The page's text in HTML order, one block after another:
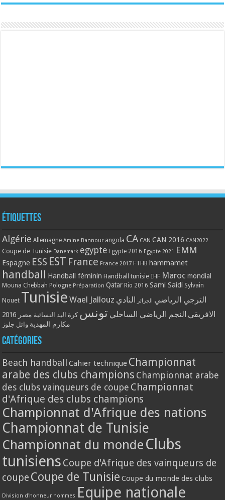
Étiquettes
Algérie Allemagne Amine Bannour angola CA CAN CAN 2016 CAN2022
Coupe de Tunisie Danemark egypte Egypte 2016 Egypte 2021 EMM
Espagne ESS EST France France 2017 FTHB hammamet
handball Handball féminin Handball tunisie IHF Maroc mondial
Mouna Chebbah Pologne Préparation Qatar Rio 2016 Sami Saidi Sylvain
Nouet Tunisie Wael Jallouz الترجي الرياضي الجزائر النادي
الافريقي النجم الرياضي الساحلي تونس كرة اليد النسائية مصر 2016
مكارم المهدية وائل جلوز
Catégories
Beach handball Cahier technique Championnat
arabe des clubs champions Championnat arabe
des clubs vainqueurs de coupe Championnat
d'Afrique des clubs champions
Championnat d'Afrique des nations
Championnat de Tunisie
Championnat du monde Clubs
tunisiens Coupe d'Afrique des vainqueurs de
coupe Coupe de Tunisie Coupe du monde des clubs
Division d'honneur hommes Equipe nationale